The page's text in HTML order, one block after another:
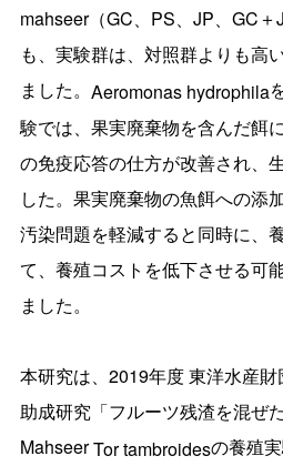
mahseer（GC、 PS、JP、GC
も、実験群は、 対照群よりも高
ました。 Aeromonas hydrophila
験では、 果実廃棄物を含んだ餌
の免疫応答の仕方が改善され、
した。 果実廃棄物の魚餌への添加
汚染問題を軽減すると同時に、
て、 養殖コストを低下させる可
ました。
本研究は、2019年度 東洋水産
助成研究「フルーツ残渣を混ぜ
MahseerTor tambroidesの養殖